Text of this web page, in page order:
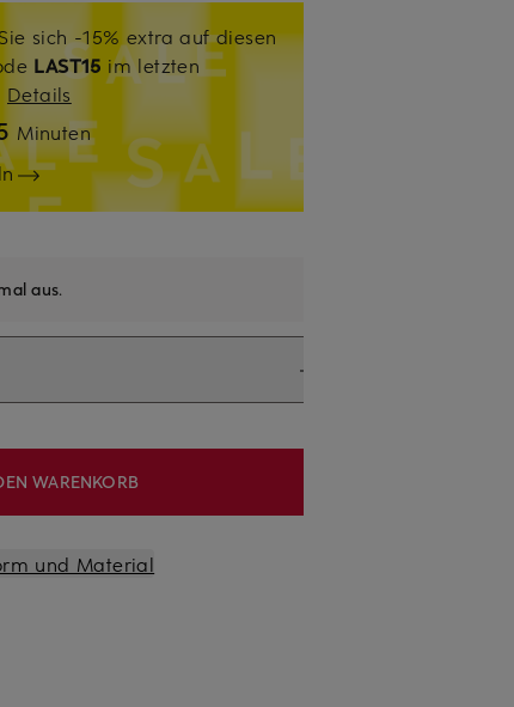
sich -15% extra auf diesen
LAST15 im letzten
Details
Minuten
aus.
WARENKORB
und Material